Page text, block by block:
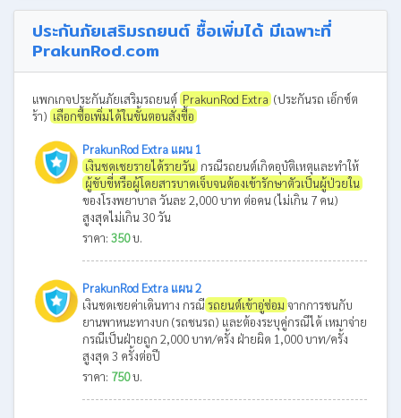
ประกันภัยเสริมรถยนต์ ซื้อเพิ่มได้ มีเฉพาะที่
PrakunRod.com
แพกเกจประกันภัยเสริมรถยนต์ PrakunRod Extra (ประกันรถ เอ็กซ์ต
ร้า) เลือกซื้อเพิ่มได้ในขั้นตอนสั่งซื้อ
PrakunRod Extra แผน 1
เงินชดเชยรายได้รายวัน กรณีรถยนต์เกิดอุบัติเหตุและทำให้
ผู้ขับขี่หรือผู้โดยสารบาดเจ็บจนต้องเข้ารักษาตัวเป็นผู้ป่วยใน
ของโรงพยาบาล วันละ 2,000 บาท ต่อคน (ไม่เกิน 7 คน)
สูงสุดไม่เกิน 30 วัน
ราคา: 350บ.
PrakunRod Extra แผน 2
เงินชดเชยค่าเดินทาง กรณี รถยนต์เข้าอู่ซ่อม จากการชนกับ
ยานพาหนะทางบก (รถชนรถ) และต้องระบุคู่กรณีได้ เหมาจ่าย
กรณีเป็นฝ่ายถูก 2,000 บาท/ครั้ง ฝ่ายผิด 1,000 บาท/ครั้ง
สูงสุด 3 ครั้งต่อปี
ราคา: 750บ.